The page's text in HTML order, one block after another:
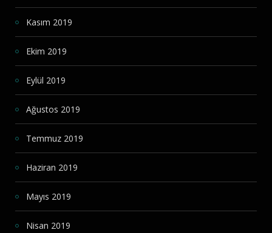
Kasım 2019
Ekim 2019
Eylül 2019
Ağustos 2019
Temmuz 2019
Haziran 2019
Mayıs 2019
Nisan 2019